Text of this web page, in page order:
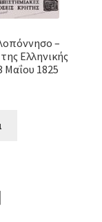
–
Ελληνικής
1825